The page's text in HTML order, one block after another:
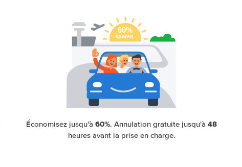
Économisez jusqu'à60%. Annulation gratuite jusqu'à48
heures avant la prise en charge.